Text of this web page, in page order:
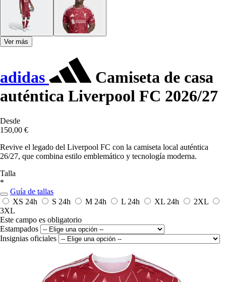
Ver más
adidas
Camiseta de casa
auténtica Liverpool FC 2026/27
Desde
150,00 €
Revive el legado del Liverpool FC con la camiseta local auténtica
26/27, que combina estilo emblemático y tecnología moderna.
Talla
*
Guía de tallas
XS 24h S 24h M 24h L 24h XL 24h
2XL
3XL
Este campo es obligatorio
Estampados
Insignias oficiales